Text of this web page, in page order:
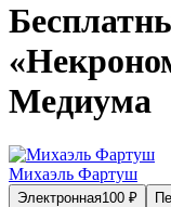
Медиума
Михаэль Фартуш
Электронная100 ₽